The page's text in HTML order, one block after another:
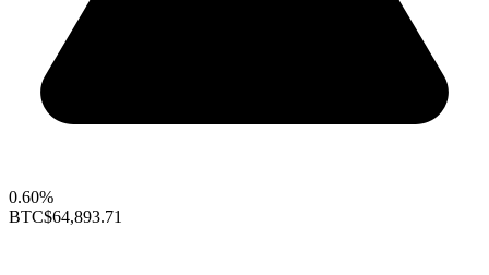
0.60%
BTC$64,893.71